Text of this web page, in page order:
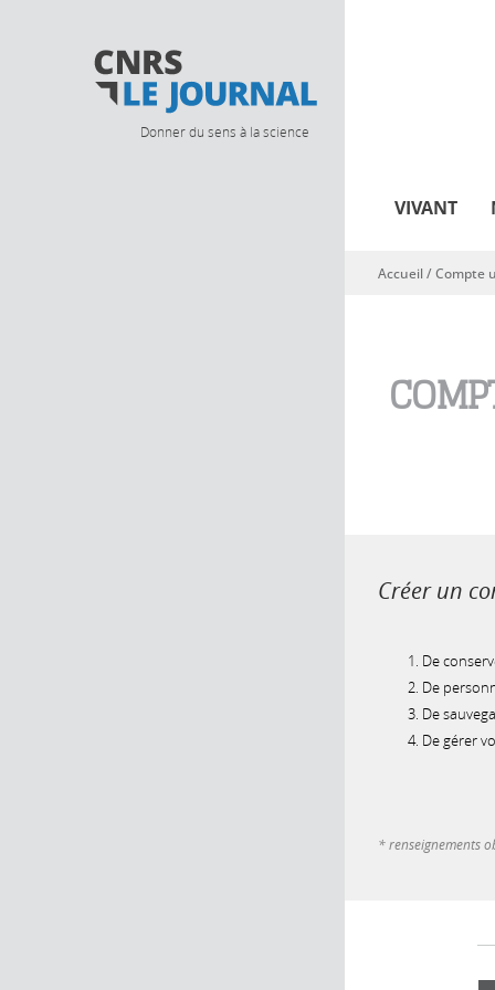
Donner du sens à la science
VIVANT
Vous êtes ici
Accueil/Compte
Créer un
De
De
De
De gérer
* renseignements